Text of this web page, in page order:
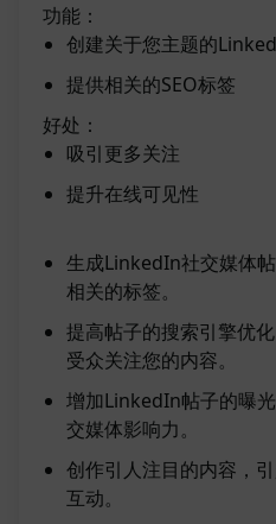
功能：
创建关于您主题的
提供相关的SEO标签
好处：
吸引更多关注
提升在线可见性
生成LinkedIn社交媒体
相关的标签。
提高帖子的搜索引擎优
受众关注您的内容。
增加LinkedIn帖子的曝
交媒体影响力。
创作引人注目的内容，
互动。